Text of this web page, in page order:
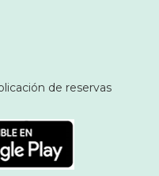
de reservas